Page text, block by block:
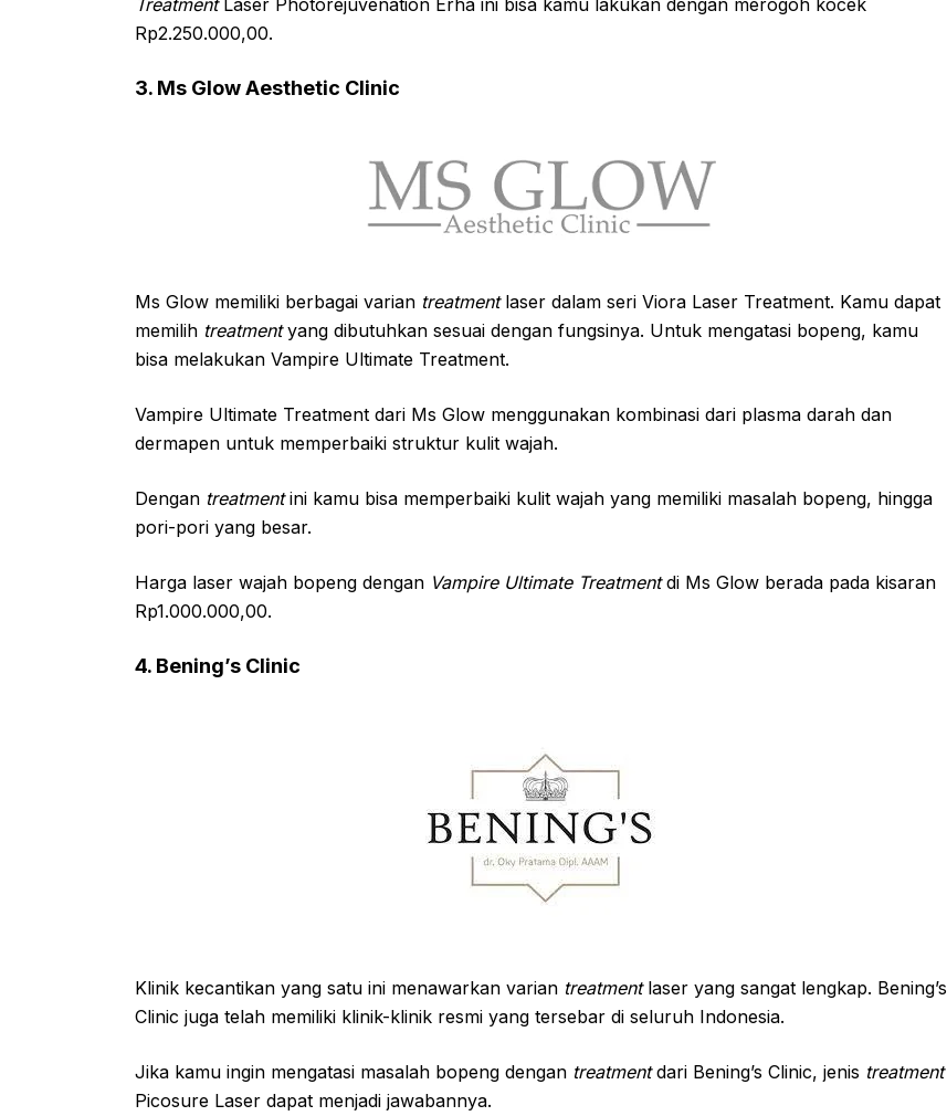
Treatment Laser Photorejuvenation Erha ini bisa kamu lakukan dengan merogoh kocek
Rp2.250.000,00.
3. Ms Glow Aesthetic Clinic
Ms Glow memiliki berbagai varian treatment laser dalam seri Viora Laser Treatment. Kamu dapat
memilih treatmentyang dibutuhkan sesuai dengan fungsinya. Untuk mengatasi bopeng, kamu
bisa melakukan Vampire Ultimate Treatment.
Vampire Ultimate Treatment dari Ms Glow menggunakan kombinasi dari plasma darah dan
dermapen untuk memperbaiki struktur kulit wajah.
Dengan treatmentini kamu bisa memperbaiki kulit wajah yang memiliki masalah bopeng, hingga
pori-pori yang besar.
Harga laser wajah bopeng dengan Vampire Ultimate Treatmentdi Ms Glow berada pada kisaran
Rp1.000.000,00.
4. Bening’s Clinic
Klinik kecantikan yang satu ini menawarkan varian treatment laser yang sangat lengkap. Bening’s
Clinic juga telah memiliki klinik-klinik resmi yang tersebar di seluruh Indonesia.
Jika kamu ingin mengatasi masalah bopeng dengan treatmentdari Bening’s Clinic, jenis treatment
Picosure Laser dapat menjadi jawabannya.